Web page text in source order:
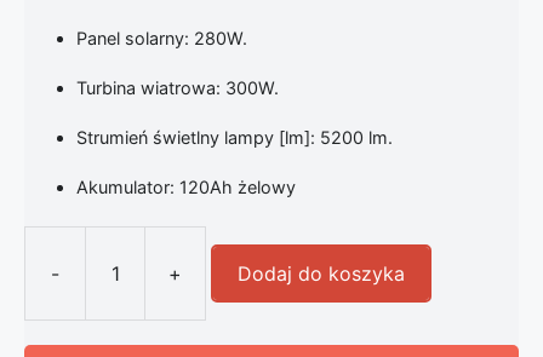
Panel solarny: 280W.
Turbina wiatrowa: 300W.
Strumień świetlny lampy [lm]: 5200 lm.
Akumulator: 120Ah żelowy
-
ilość Solarna Latarnia Hybrydowa
+ Dodaj do koszyka